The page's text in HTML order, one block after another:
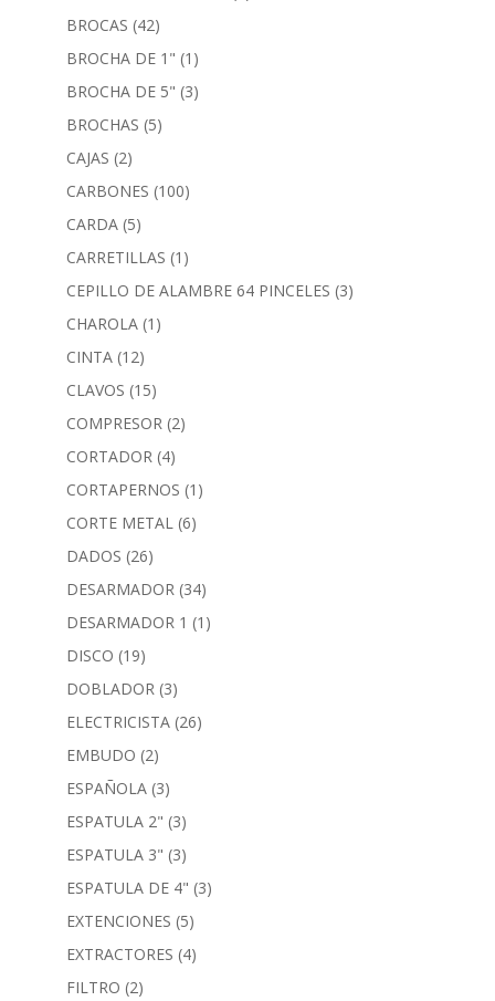
BROCAS (42)
BROCHA DE 1" (1)
BROCHA DE 5" (3)
BROCHAS (5)
CAJAS (2)
CARBONES (100)
CARDA (5)
CARRETILLAS (1)
CEPILLO DE ALAMBRE 64 PINCELES (3)
CHAROLA (1)
CINTA (12)
CLAVOS (15)
COMPRESOR (2)
CORTADOR (4)
CORTAPERNOS (1)
CORTE METAL (6)
DADOS (26)
DESARMADOR (34)
DESARMADOR 1 (1)
DISCO (19)
DOBLADOR (3)
ELECTRICISTA (26)
EMBUDO (2)
ESPAÑOLA (3)
ESPATULA 2" (3)
ESPATULA 3" (3)
ESPATULA DE 4" (3)
EXTENCIONES (5)
EXTRACTORES (4)
FILTRO (2)